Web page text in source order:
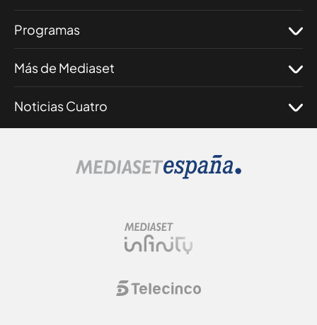
Programas
Más de Mediaset
Noticias Cuatro